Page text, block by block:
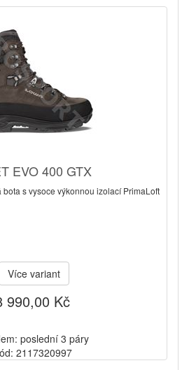
EVO 400 GTX
s vysoce výkonnou izolací PrimaLoft
Více variant
990,00 Kč
poslední 3 páry
2117320997